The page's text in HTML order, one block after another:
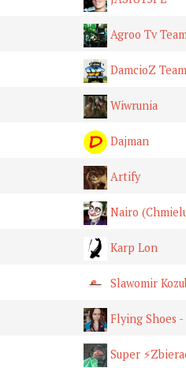
Agroo Tv
DamcioZ Team
Wiwrunia
Dajman
Artify
Nairo
Karp Lon
Slawomir
Flying Shoes
Super